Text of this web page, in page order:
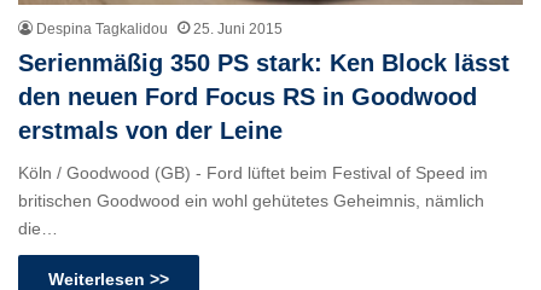
Despina Tagkalidou 25. Juni 2015
Serienmäßig 350 PS stark: Ken Block lässt
den neuen Ford Focus RS in Goodwood
erstmals von der Leine
Köln / Goodwood (GB) - Ford lüftet beim Festival of Speed im
britischen Goodwood ein wohl gehütetes Geheimnis, nämlich
die…
Weiterlesen >>